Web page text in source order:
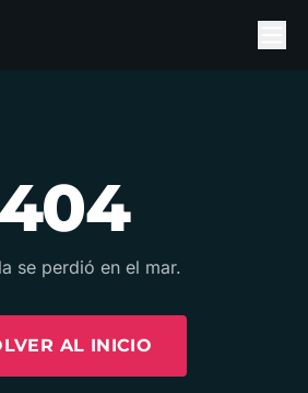
404
se perdió en el mar.
AL INICIO